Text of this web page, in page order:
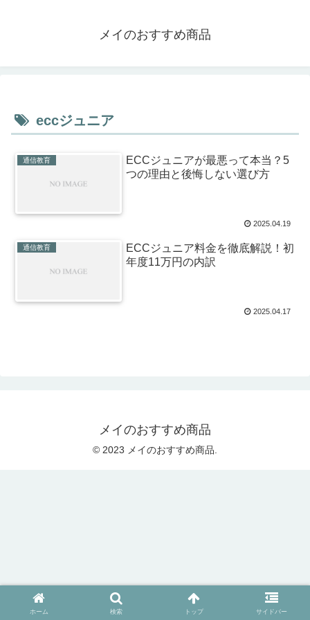
メイのおすすめ商品
eccジュニア
通信教育
ECCジュニアが最悪って本当？5
つの理由と後悔しない選び方
2025.04.19
通信教育
ECCジュニア料金を徹底解説！初
年度11万円の内訳
2025.04.17
メイのおすすめ商品
© 2023 メイのおすすめ商品.
ホーム 検索 トップ サイドバー